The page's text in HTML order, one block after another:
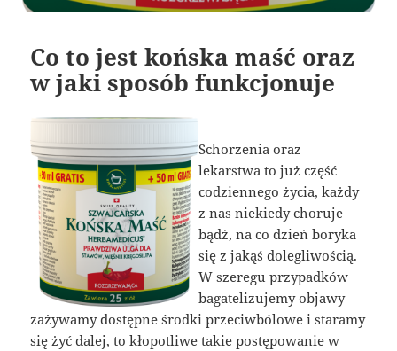
Co to jest końska maść oraz
w jaki sposób funkcjonuje
Schorzenia oraz
lekarstwa to już część
codziennego życia, każdy
z nas niekiedy choruje
bądź, na co dzień boryka
się z jakąś dolegliwością.
W szeregu przypadków
bagatelizujemy objawy
zażywamy dostępne środki przeciwbólowe i staramy
się żyć dalej, to kłopotliwe takie postępowanie w